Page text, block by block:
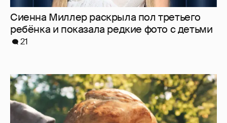
Сиенна Миллер раскрыла пол третьего
ребёнка и показала редкие фото с детьми
21